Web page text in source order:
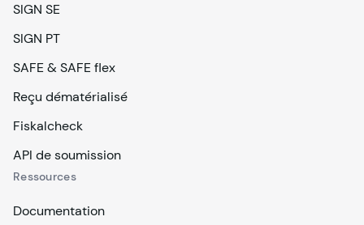
SIGN SE
SIGN PT
SAFE & SAFE flex
Reçu dématérialisé
Fiskalcheck
API de soumission
Ressources
Documentation